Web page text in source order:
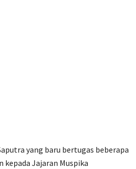
yang baru bertugas beberapa
Jajaran Muspika